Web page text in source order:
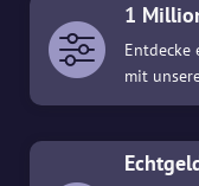
1
Entdecke
mit